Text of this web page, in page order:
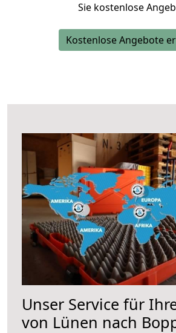
Sie kostenlose
Kostenlose Angebote
Unser Service für
von Lünen nach